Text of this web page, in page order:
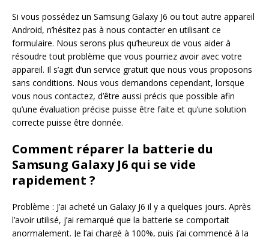
Si vous possédez un Samsung Galaxy J6 ou tout autre appareil
Android, n’hésitez pas à nous contacter en utilisant ce
formulaire. Nous serons plus qu’heureux de vous aider à
résoudre tout problème que vous pourriez avoir avec votre
appareil. Il s’agit d’un service gratuit que nous vous proposons
sans conditions. Nous vous demandons cependant, lorsque
vous nous contactez, d’être aussi précis que possible afin
qu’une évaluation précise puisse être faite et qu’une solution
correcte puisse être donnée.
Comment réparer la batterie du
Samsung Galaxy J6 qui se vide
rapidement ?
Problème : J’ai acheté un Galaxy J6 il y a quelques jours. Après
l’avoir utilisé, j’ai remarqué que la batterie se comportait
anormalement. Je l’ai chargé à 100%, puis j’ai commencé à la